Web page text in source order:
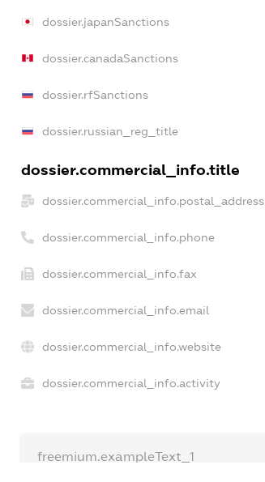
dossier.japanSanctions
dossier.canadaSanctions
dossier.rfSanctions
dossier.russian_reg_title
dossier.commercial_info.title
dossier.commercial_info.postal_address
dossier.commercial_info.phone
dossier.commercial_info.fax
dossier.commercial_info.email
dossier.commercial_info.website
dossier.commercial_info.activity
freemium.exampleText_1